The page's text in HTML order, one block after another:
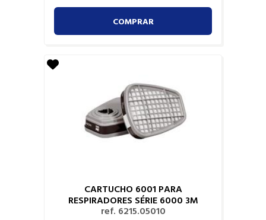
COMPRAR
CARTUCHO 6001 PARA
RESPIRADORES SÉRIE 6000 3M
ref. 6215.05010